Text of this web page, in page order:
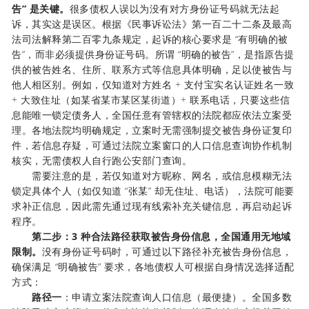
告” 是关键。 很多债权人误以为没有对方身份证号码就无法起
诉，其实这是误区。根据《民事诉讼法》第一百二十二条及最高
法司法解释第二百零九条规定，起诉的核心要求是 “有明确的被
告”，而非必须提供身份证号码。所谓 “明确的被告”，是指原告提
供的被告姓名、住所、联系方式等信息具体明确，足以使被告与
他人相区别。例如，仅知道对方姓名 + 支付宝实名认证姓名一致
+ 大致住址（如某省某市某区某街道）+ 联系电话，只要这些信
息能唯一锁定债务人，全国任意有管辖权的法院都应依法立案受
理。各地法院均明确规定，立案时无需强制提交被告身份证复印
件，若信息存疑，可通过法院立案窗口的人口信息查询协作机制
核实，无需债权人自行跑公安部门查询。
需要注意的是，若仅知道对方昵称、网名，或信息模糊无法
锁定具体个人（如仅知道 “张某” 却无住址、电话），法院可能要
求补正信息，因此需先通过现有线索补充关键信息，再启动起诉
程序。
第二步：3 种合法路径获取被告身份信息，全国通用无地域
限制。 没有身份证号码时，可通过以下路径补充被告身份信息，
确保满足 “明确被告” 要求，各地债权人可根据自身情况选择适配
方式：
路径一 ：申请立案法院查询人口信息（最便捷）。全国多数